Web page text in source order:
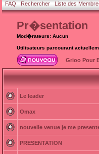
FAQ Rechercher Liste des
Pr�sentation
Mod�rateurs: Aucun
Utilisateurs parcourant
Grioo Pour
Le leader
Omax
nouvelle venue je me
PRESENTATION